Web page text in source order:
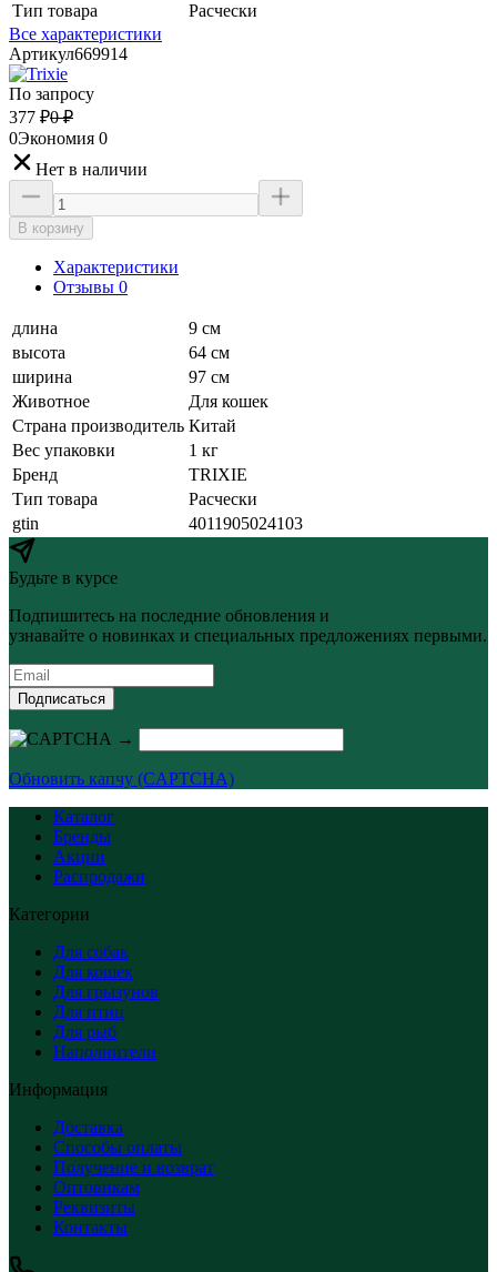
Тип товара
Расчески
Все характеристики
Артикул669914
По запросу
377 ₽0 ₽
0Экономия 0
Нет в наличии
В корзину
Характеристики
Отзывы 0
длина
9 см
высота
64 см
ширина
97 см
Животное
Для кошек
Страна производитель Китай
Вес упаковки
1 кг
Бренд
TRIXIE
Тип товара
Расчески
gtin
4011905024103
Будьте в курсе
Подпишитесь на последние обновления и
узнавайте о новинках и специальных предложениях первыми.
Подписаться
→
Обновить капчу (CAPTCHA)
Каталог
Бренды
Акции
Распродажи
Категории
Для собак
Для кошек
Для грызунов
Для птиц
Для рыб
Наполнители
Информация
Доставка
Способы оплаты
Получение и возврат
Оптовикам
Реквизиты
Контакты